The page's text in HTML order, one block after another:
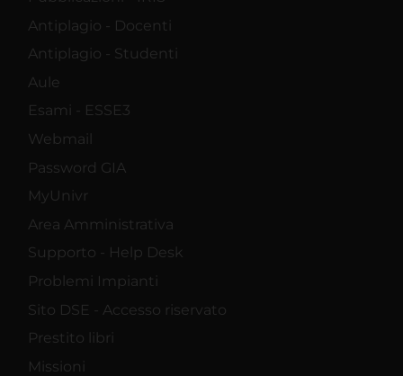
Antiplagio - Docenti
Antiplagio - Studenti
Aule
Esami - ESSE3
Webmail
Password GIA
MyUnivr
Area Amministrativa
Supporto - Help Desk
Problemi Impianti
Sito DSE - Accesso riservato
Prestito libri
Missioni